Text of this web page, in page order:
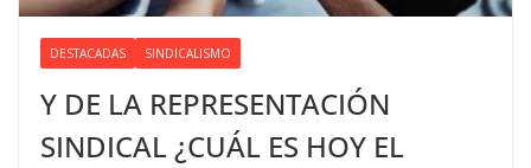
DESTACADAS SINDICALISMO
Y DE LA REPRESENTACIÓN
SINDICAL ¿CUÁL ES HOY EL